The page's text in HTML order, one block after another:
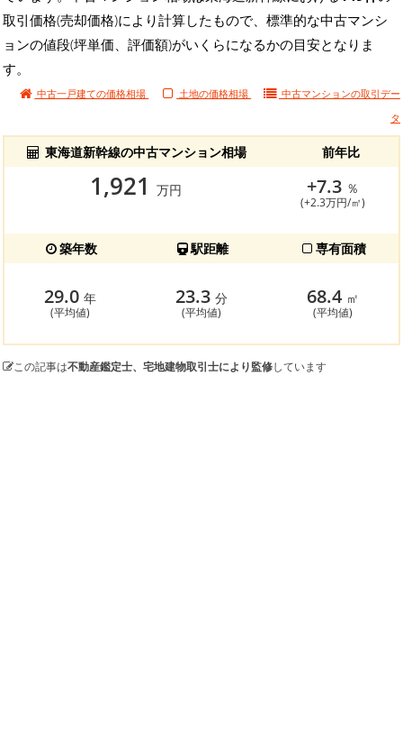
取引価格(売却価格)により計算したもので、標準的な中古マンシ
ョンの値段(坪単価、評価額)がいくらになるかの目安となりま
す。
中古一戸建ての価格相場 土地の価格相場 中古マンションの取引デー
タ
東海道新幹線の中古マンション相場 前年比
1,921 万円 +7.3 ％
(+2.3万円/㎡)
築年数 駅距離 専有面積
29.0 年
(平均値)
23.3 分
(平均値)
68.4 ㎡
(平均値)
この記事は不動産鑑定士、宅地建物取引士により監修しています